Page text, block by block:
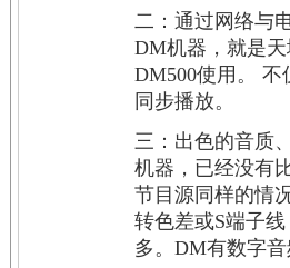
二：通过网络与
DM机器，就是
DM500使用。
同步播放。
三：出色的音质
机器，已经没有
节目源同样的情
转色差或S端子
多。DM有数字